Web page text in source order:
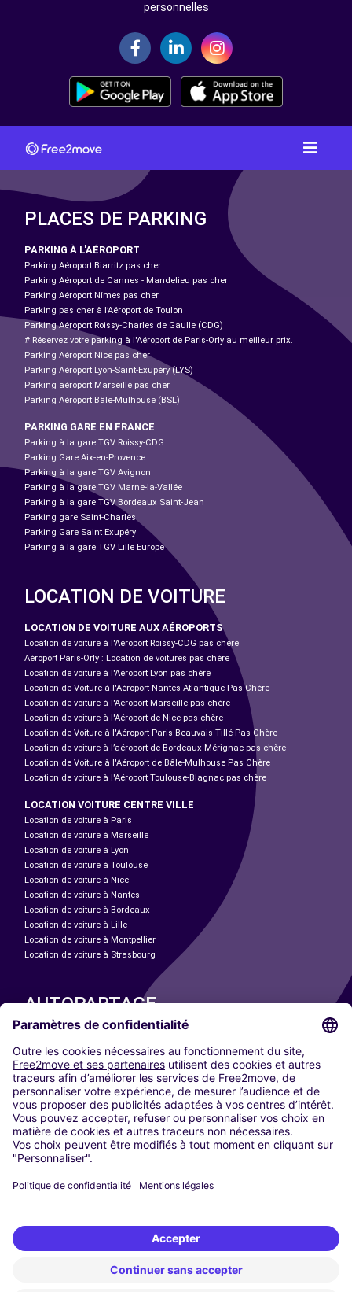
personnelles
PLACES DE PARKING
PARKING À L'AÉROPORT
Parking Aéroport Biarritz pas cher
Parking Aéroport de Cannes - Mandelieu pas cher
Parking Aéroport Nîmes pas cher
Parking pas cher à l’Aéroport de Toulon
Parking Aéroport Roissy-Charles de Gaulle (CDG)
# Réservez votre parking à l'Aéroport de Paris-Orly au meilleur prix.
Parking Aéroport Nice pas cher
Parking Aéroport Lyon-Saint-Exupéry (LYS)
Parking aéroport Marseille pas cher
Parking Aéroport Bâle-Mulhouse (BSL)
PARKING GARE EN FRANCE
Parking à la gare TGV Roissy-CDG
Parking Gare Aix-en-Provence
Parking à la gare TGV Avignon
Parking à la gare TGV Marne-la-Vallée
Parking à la gare TGV Bordeaux Saint-Jean
Parking gare Saint-Charles
Parking Gare Saint Exupéry
Parking à la gare TGV Lille Europe
LOCATION DE VOITURE
LOCATION DE VOITURE AUX AÉROPORTS
Location de voiture à l'Aéroport Roissy-CDG pas chère
Aéroport Paris-Orly : Location de voitures pas chère
Location de voiture à l'Aéroport Lyon pas chère
Location de Voiture à l'Aéroport Nantes Atlantique Pas Chère
Location de voiture à l'Aéroport Marseille pas chère
Location de voiture à l'Aéroport de Nice pas chère
Location de Voiture à l'Aéroport Paris Beauvais-Tillé Pas Chère
Location de voiture à l’aéroport de Bordeaux-Mérignac pas chère
Location de Voiture à l'Aéroport de Bâle-Mulhouse Pas Chère
Location de voiture à l'Aéroport Toulouse-Blagnac pas chère
LOCATION VOITURE CENTRE VILLE
Location de voiture à Paris
Location de voiture à Marseille
Location de voiture à Lyon
Location de voiture à Toulouse
Location de voiture à Nice
Location de voiture à Nantes
Location de voiture à Bordeaux
Location de voiture à Lille
Location de voiture à Montpellier
Location de voiture à Strasbourg
AUTOPARTAGE
Paris
Madrid
Washington DC
Milan
Rome
Turin
Vienne
Berlin
Düsseldorf